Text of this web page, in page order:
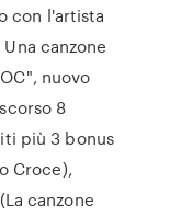
con l'artista
canzone
nuovo
8
più 3 bonus
Croce),
canzone